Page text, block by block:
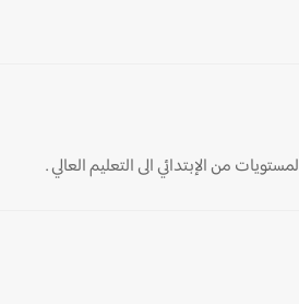
من الإبتدائي الى التعليم العالي .